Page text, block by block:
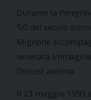
Durante la
‘50 del secolo
Mignone
venerata
Diocesi aretina.
Il 23 maggio 1993